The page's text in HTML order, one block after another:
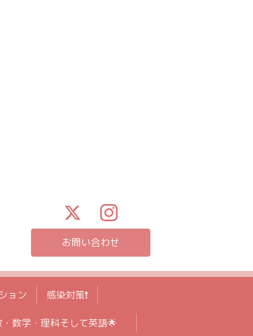
お問い合わせ
ョン 感染対策❗️
・数学・理科そして英語🌟